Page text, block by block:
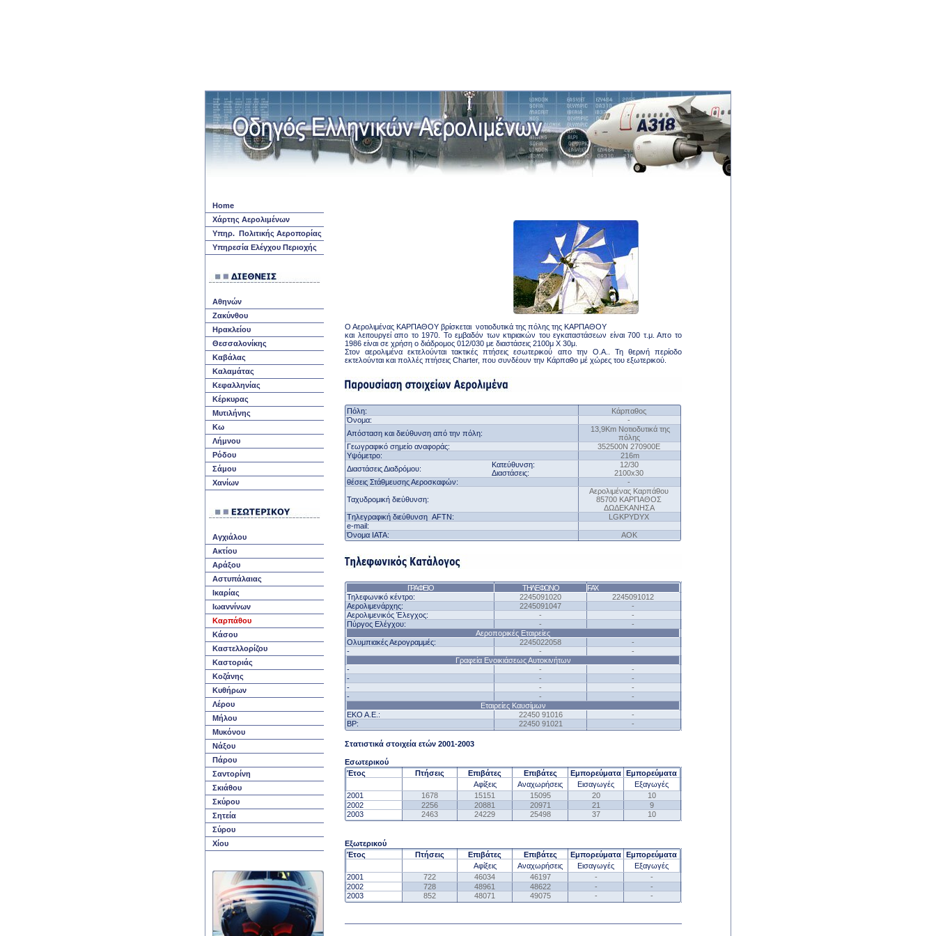
Home
Χάρτης Αερολιμένων
Yπηρ. Πολιτικής Αεροπορίας
Yπηρεσία Ελέγχου Περιοχής
Aθηνών
Zακύνθου
Ηρακλείου
Θεσσαλονίκης
Kαβάλας
Kαλαμάτας
Kεφαλληνίας
Kέρκυρας
Μυτιλήνης
Kω
Λήμνου
Ρόδου
Σάμου
Χανίων
Aγχιάλου
Aκτίου
Aράξου
Aστυπάλαιας
Iκαρίας
Iωαννίνων
Kαρπάθου
Kάσου
Kαστελλορίζου
Kαστοριάς
Kοζάνης
Kυθήρων
Λέρου
Mήλου
Mυκόνου
Nάξου
Πάρου
Σαντορίνη
Σκιάθου
Σκύρου
Σητεία
Σύρου
Χίου
Ο Αερολιμένας ΚΑΡΠΑΘΟΥ βρίσκεται νοτιοδυτικά της πόλης της ΚΑΡΠΑΘΟΥ
και λειτουργεί απο το 1970. Το εμβαδόν των κτιριακών του εγκαταστάσεων είναι 700 τ.μ. Απο το
1986 είναι σε χρήση ο διάδρομος 012/030 με διαστάσεις 2100μ Χ 30μ.
Στον αερολιμένα εκτελούνται τακτικές πτήσεις εσωτερικού απο την Ο.Α.. Τη θερινή περίοδο
εκτελούνται και πολλές πτήσεις Charter, που συνδέουν την Κάρπαθο μέ χώρες του εξωτερικού.
Πόλη: Κάρπαθος
Όνομα:
-
Απόσταση και διεύθυνση από την πόλη: 13,9Κm Nοτιοδυτικά της
πόλης
Γεωγραφικό σημείο αναφοράς:
352500Ν 270900Ε
Υψόμετρο:
216m
Διαστάσεις Διαδρόμου:
Κατεύθυνση:
Διαστάσεις:
12/30
2100x30
θέσεις Στάθμευσης Αεροσκαφών: -
Ταχυδρομική διεύθυνση:
Αερολιμένας Καρπάθου
85700 ΚΑΡΠΑΘΟΣ
ΔΩΔΕΚΑΝΗΣΑ
Tηλεγραφική διεύθυνση AFTN:
LGKPYDYX
e-mail:
Όνομα ΙΑΤΑ: AOK
ΓΡΑΦΕΙΟ ΤΗΛΕΦΩΝΟ
FAX
Τηλεφωνικό κέντρο: 2245091020
2245091012
Αερολιμενάρχης:
2245091047
-
Αερολιμενικός Έλεγχος:
-
-
Πύργος Ελέγχου:
-
-
Αεροπορικές Εταιρείες
Ολυμπιακές Αερογραμμές:
2245022058
-
-
-
-
Γραφεία Ενοικιάσεως Αυτοκινήτων
-
-
-
-
-
-
-
-
-
-
-
-
Εταιρείες Καυσίμων
EKO A.E. : 22450 91016
-
ΒΡ:
22450 91021 -
Στατιστικά στοιχεία ετών 2001-2003
Εσωτερικού
Έτος
Πτήσεις Επιβάτες Επιβάτες Εμπορεύματα Εμπορεύματα
Αφίξεις
Αναχωρήσεις Εισαγωγές
Εξαγωγές
2001
1678 15151 15095 20
10
2002
2256 20881 20971 21
9
2003
2463 24229 25498 37 10
Εξωτερικού
Έτος
Πτήσεις Επιβάτες Επιβάτες Εμπορεύματα Εμπορεύματα
Αφίξεις
Αναχωρήσεις Εισαγωγές
Εξαγωγές
2001
722 46034 46197 -
-
2002
728 48961 48622 -
-
2003
852 48071 49075 - -